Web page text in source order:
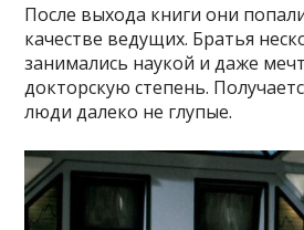
После выхода книги они
качестве ведущих. Братья
занимались наукой и даже
докторскую степень.
люди далеко не глупые.